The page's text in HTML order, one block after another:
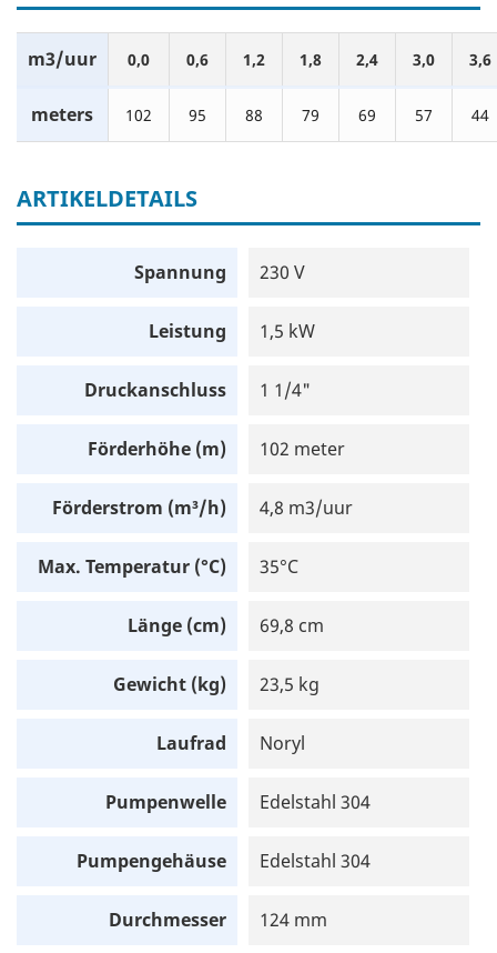
m3/uur 0,0 0,6 1,2 1,8 2,4 3,0 3,6
meters 102 95 88 79 69 57 44
ARTIKELDETAILS
Spannung 230 V
Leistung 1,5 kW
Druckanschluss 1 1/4"
Förderhöhe (m) 102 meter
Förderstrom (m³/h) 4,8 m3/uur
Max. Temperatur (°C) 35°C
Länge (cm) 69,8 cm
Gewicht (kg) 23,5 kg
Laufrad Noryl
Pumpenwelle Edelstahl 304
Pumpengehäuse Edelstahl 304
Durchmesser 124 mm